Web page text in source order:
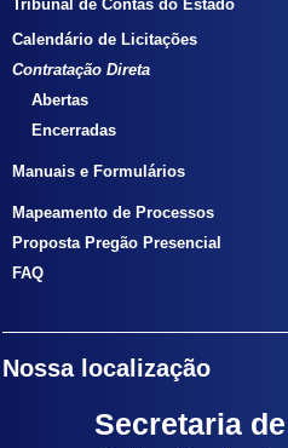
Tribunal de Contas do Estado
Calendário de Licitações
Contratação Direta
Abertas
Encerradas
Manuais e Formulários
Mapeamento de Processos
Proposta Pregão Presencial
FAQ
Nossa localização
Secretaria